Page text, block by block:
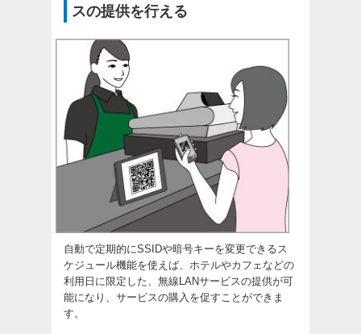
スの提供を行える
自動で定期的にSSIDや暗号キーを変更できるス
ケジュール機能を使えば、ホテルやカフェなどの
利用日に限定した、無線LANサービスの提供が可
能になり、サービスの購入を促すことができま
す。